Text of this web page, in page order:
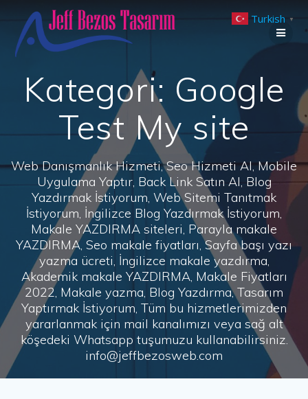
to
Kategori: Google
Test My site
Web Danışmanlık Hizmeti, Seo Hizmeti Al, Mobile
Uygulama Yaptır, Back Link Satın Al, Blog
Yazdırmak İstiyorum, Web Sitemi Tanıtmak
İstiyorum, İngilizce Blog Yazdırmak İstiyorum,
Makale YAZDIRMA siteleri, Parayla makale
YAZDIRMA, Seo makale fiyatları, Sayfa başı yazı
yazma ücreti, İngilizce makale yazdırma,
Akademik makale YAZDIRMA, Makale Fiyatları
2022, Makale yazma, Blog Yazdırma, Tasarım
Yaptırmak İstiyorum, Tüm bu hizmetlerimizden
yararlanmak için mail kanalımızı veya sağ alt
köşedeki Whatsapp tuşumuzu kullanabilirsiniz.
info@jeffbezosweb.com
Turkish ▼